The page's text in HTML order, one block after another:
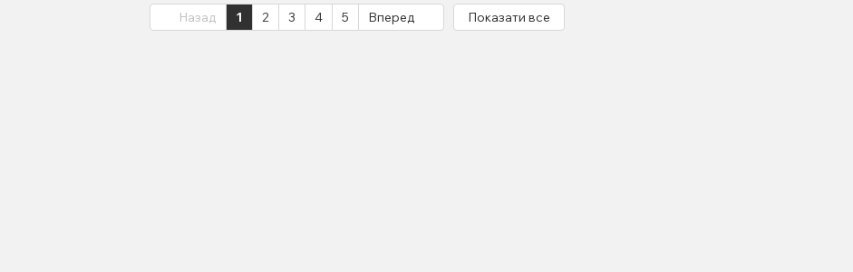
Назад 1 2 3 4 5 Вперед Показати все